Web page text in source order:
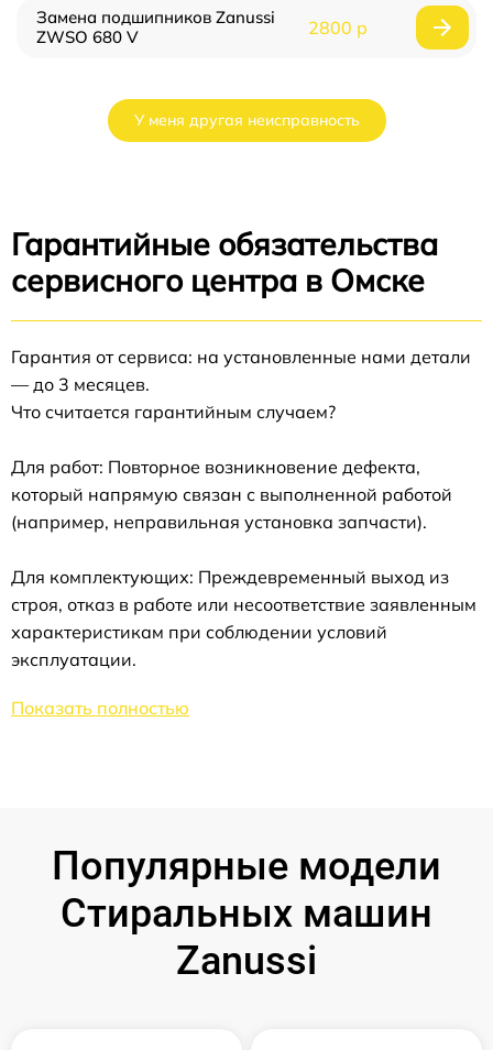
Замена подшипников Zanussi
ZWSO 680 V
2800 р
У меня другая неисправность
Гарантийные обязательства
сервисного центра в Омске
Гарантия от сервиса: на установленные нами детали
— до 3 месяцев.
Что считается гарантийным случаем?
Для работ: Повторное возникновение дефекта,
который напрямую связан с выполненной работой
(например, неправильная установка запчасти).
Для комплектующих: Преждевременный выход из
строя, отказ в работе или несоответствие заявленным
характеристикам при соблюдении условий
эксплуатации.
Показать полностью
Популярные модели
Стиральных машин
Zanussi